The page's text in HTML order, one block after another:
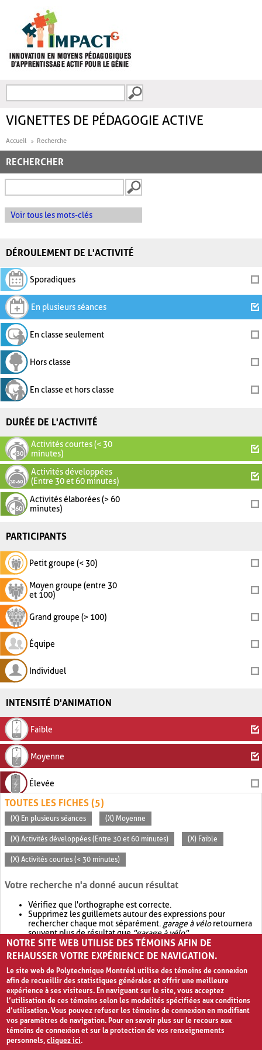
FORMULAIRE DE
VIGNETTES DE PÉDAGOGIE ACTIVE
Accueil Recherche
RECHERCHER
Voir tous les mots-clés
DÉROULEMENT DE L'ACTIVITÉ
Sporadiques
En plusieurs séances
En classe seulement
Hors classe
En classe et hors classe
DURÉE DE L'ACTIVITÉ
Activités courtes (< 30
minutes)
Activités développées
(Entre 30 et 60 minutes)
Activités élaborées (> 60
minutes)
PARTICIPANTS
Petit groupe (< 30)
Moyen groupe (entre 30
et 100)
Grand groupe (> 100)
Équipe
Individuel
INTENSITÉ D'ANIMATION
Faible
Moyenne
Élevée
TOUTES LES FICHES (5)
(X) En plusieurs séances (X) Moyenne
(X) Activités développées (Entre 30 et 60 minutes) (X) Faible
(X) Activités courtes (< 30 minutes)
Votre recherche n'a donné aucun résultat
Vérifiez que l'orthographe est correcte.
Supprimez les guillemets autour des expressions pour
rechercher chaque mot séparément. garage à véloretournera
souvent plus de résultat que"garage à vélo".
Envisagez d'élargir votre recherche avec OR.garage OR vélo
retournera souvent plus de résultat quegarage à vélo
NOTRE SITE WEB UTILISE DES TÉMOINS AFIN DE
REHAUSSER VOTRE EXPÉRIENCE DE NAVIGATION.
Le site web de Polytechnique Montréal utilise des témoins de connexion
afin de recueillir des statistiques générales et offrir une meilleure
expérience à ses visiteurs. En naviguant sur le site, vous acceptez
l’utilisation de ces témoins selon les modalités spécifiées aux conditions
d’utilisation. Vous pouvez refuser les témoins de connexion en modifiant
vos paramètres de navigation. Pour en savoir plus sur le recours aux
témoins de connexion et sur la protection de vos renseignements
personnels,cliquez ici.